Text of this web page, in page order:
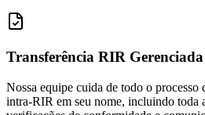
Transferência RIR Gerenciada
Nossa equipe cuida de todo o
intra-RIR em seu nome, incluindo toda